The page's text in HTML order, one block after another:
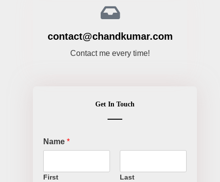
contact@chandkumar.com
Contact me every time!
Get In Touch
Name*
First Last